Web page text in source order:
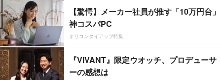
【驚愕】メーカー社員が推す「10万円台」
神コスパPC
オリコンタイアップ特集
『VIVANT』限定ウオッチ、プロデューサ
ーの感想は